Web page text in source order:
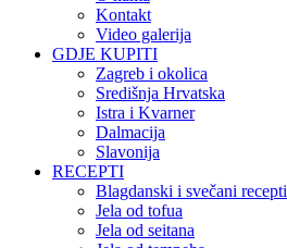
Kontakt
Video galerija
GDJE KUPITI
Zagreb i okolica
Središnja Hrvatska
Istra i Kvarner
Dalmacija
Slavonija
RECEPTI
Blagdanski i svečani recepti
Jela od tofua
Jela od seitana